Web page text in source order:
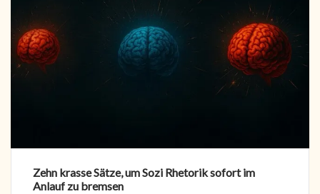
Zehn krasse Sätze, um Sozi Rhetorik sofort im
Anlauf zu bremsen